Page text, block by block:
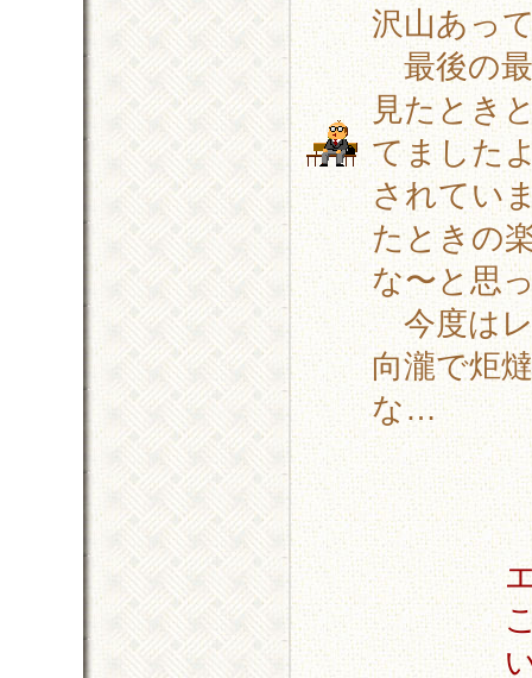
沢山あっ
最後の最
見たとき
てました
されてい
たときの
な〜と思
今度はレ
向瀧で炬
な…